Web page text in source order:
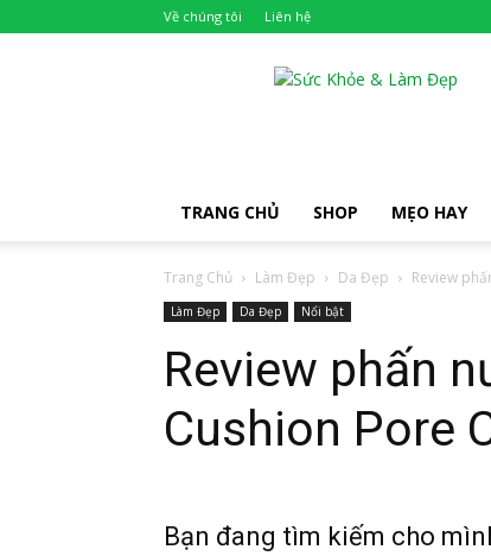
Về chúng tôi Liên hệ
TRANG CHỦ SHOP MẸO HAY
Trang Chủ Làm Đẹp Da Đẹp Review
Làm Đẹp Da Đẹp Nổi bật
Review phấn
Cushion Pore
Bạn đang tìm kiếm cho